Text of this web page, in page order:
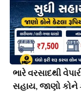
ભારે વરસાદથી
સહાય, જાણો કોને